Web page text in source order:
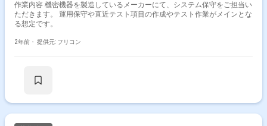
作業内容 機密機器を製造しているメーカーにて、システム保守をご担当い
ただきます。 運用保守や直近テスト項目の作成やテスト作業がメインとな
る想定です。
2年前・ 提供元: フリコン